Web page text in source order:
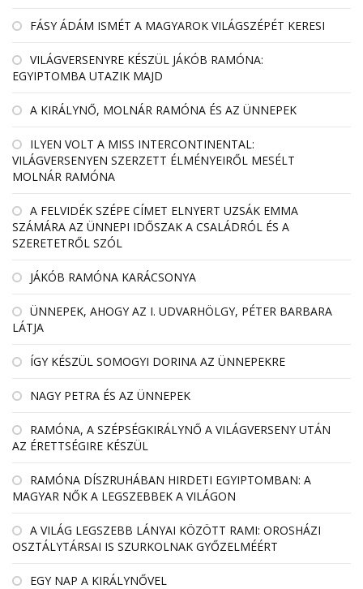
FÁSY ÁDÁM ISMÉT A MAGYAROK VILÁGSZÉPÉT KERESI
VILÁGVERSENYRE KÉSZÜL JÁKÓB RAMÓNA:
EGYIPTOMBA UTAZIK MAJD
A KIRÁLYNŐ, MOLNÁR RAMÓNA ÉS AZ ÜNNEPEK
ILYEN VOLT A MISS INTERCONTINENTAL:
VILÁGVERSENYEN SZERZETT ÉLMÉNYEIRŐL MESÉLT
MOLNÁR RAMÓNA
A FELVIDÉK SZÉPE CÍMET ELNYERT UZSÁK EMMA
SZÁMÁRA AZ ÜNNEPI IDŐSZAK A CSALÁDRÓL ÉS A
SZERETETRŐL SZÓL
JÁKÓB RAMÓNA KARÁCSONYA
ÜNNEPEK, AHOGY AZ I. UDVARHÖLGY, PÉTER BARBARA
LÁTJA
ÍGY KÉSZÜL SOMOGYI DORINA AZ ÜNNEPEKRE
NAGY PETRA ÉS AZ ÜNNEPEK
RAMÓNA, A SZÉPSÉGKIRÁLYNŐ A VILÁGVERSENY UTÁN
AZ ÉRETTSÉGIRE KÉSZÜL
RAMÓNA DÍSZRUHÁBAN HIRDETI EGYIPTOMBAN: A
MAGYAR NŐK A LEGSZEBBEK A VILÁGON
A VILÁG LEGSZEBB LÁNYAI KÖZÖTT RAMI: OROSHÁZI
OSZTÁLYTÁRSAI IS SZURKOLNAK GYŐZELMÉÉRT
EGY NAP A KIRÁLYNŐVEL